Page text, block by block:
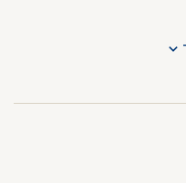
ישראל,
לבסוף את דרכם לבתיהם.
28,000 יהודי אתיופיה לחכות לישועה. הם גרים